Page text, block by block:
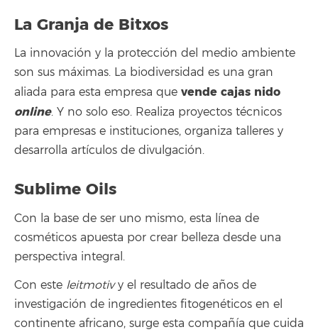
La Granja de Bitxos
La innovación y la protección del medio ambiente
son sus máximas. La biodiversidad es una gran
aliada para esta empresa que vende cajas nido
online. Y no solo eso. Realiza proyectos técnicos
para empresas e instituciones, organiza talleres y
desarrolla artículos de divulgación.
Sublime Oils
Con la base de ser uno mismo, esta línea de
cosméticos apuesta por crear belleza desde una
perspectiva integral.
Con este leitmotivy el resultado de años de
investigación de ingredientes fitogenéticos en el
continente africano, surge esta compañía que cuida